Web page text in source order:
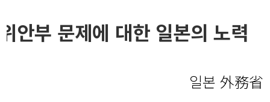
위안부 문제에 대한 일본의 노력
일본 外務省